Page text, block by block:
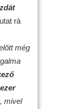
rá
még
, mivel